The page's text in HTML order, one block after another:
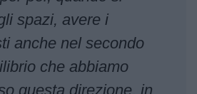
spazi, avere i
anche nel secondo
che abbiamo
questa direzione, in